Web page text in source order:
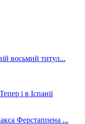
і в Іспанії